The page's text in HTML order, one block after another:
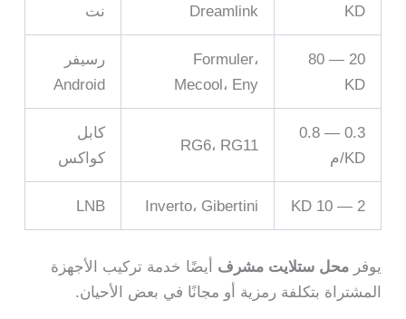
KD
Dreamlink
نت
20 — 80
KD
Formuler،
Mecool، Eny
رسيفر
Android
0.3 — 0.8
KD/م
RG6، RG11
كابل
كواكس
2 — 10 KD Inverto، Gibertini LNB
يوفر محل ستلايت مشرف أيضًا خدمة تركيب الأجهزة
المشتراة بتكلفة رمزية أو مجانًا في بعض الأحيان.